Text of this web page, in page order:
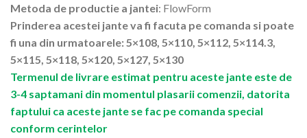
Metoda de productie a jantei: FlowForm
Prinderea acestei jante va fi facuta pe comanda si poate
fi una din urmatoarele: 5×108, 5×110, 5×112, 5×114.3,
5×115, 5×118, 5×120, 5×127, 5×130
Termenul de livrare estimat pentru aceste jante este de
3-4 saptamani din momentul plasarii comenzii, datorita
faptului ca aceste jante se fac pe comanda special
conform cerintelor